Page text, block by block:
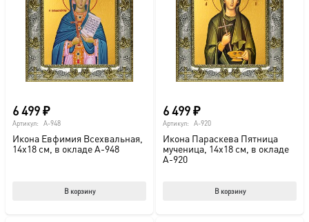
6 499₽
Артикул: A-948
Икона Евфимия Всехвальная,
14х18 см, в окладе A-948
В корзину
6 499₽
Артикул: A-920
Икона Параскева Пятница
мученица, 14х18 см, в окладе
A-920
В корзину